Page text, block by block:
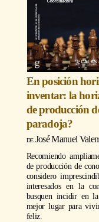
En posición
inventar: la
de producción
paradoja?
José Manuel
Recomiendo
de producción de
considero
interesados en la
busquen incidir en
mejor lugar para
feliz.